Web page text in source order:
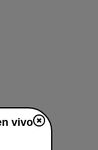
vivo